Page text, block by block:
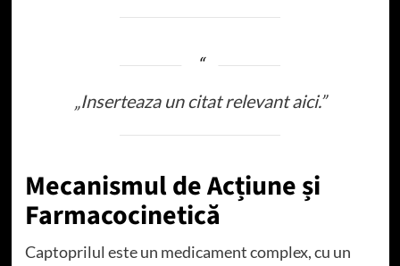
„Inserteaza un citat relevant aici.”
Mecanismul de Acțiune și
Farmacocinetică
Captoprilul este un medicament complex, cu un